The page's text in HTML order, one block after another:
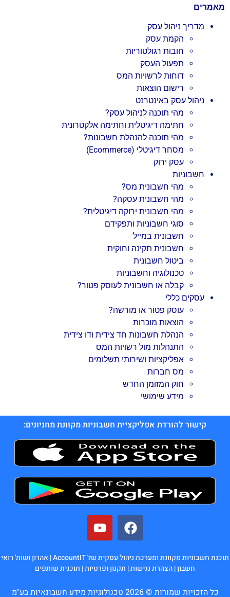
מאמרים
מדריך ניהול עסק
הקמת עסק
חובות רגולטוריות
תפעול העסק
דוחות לרשויות המס
רישום הוצאות
ניהול עסק באינטרנט
מהי תוכנה לניהול עסק?
חתימה דיגיטלית וחתימה אלקטרונית
מהי תוכנה להנהלת חשבונות?
מסחר דיגיטלי (Ecommerce)
עסק ירוק
חשבוניות
מהי חשבונית מס?
מהי חשבונית עסקה?
מהי חשבונית ירוקה דיגיטלית?
סוגי חשבוניות ותפקידם
חשבונית במייל
חשבונית תקינה וחוקית
ביטול חשבונית
טכנולוגיה וחשבוניות
קבלה או חשבונית לעוסק פטור?
עסקים כללי
עוסק פטור או מורשה?
הוצאות מוכרות
הנהלת חשבונות חד צידית ודו צידית
התנהלות מול רשויות המס
אפליקציות ושירותי תשלומים
מס חברות
חוק המזומן החדש
מידע שימושי
קישור להורדת אפליקציית חשבוניות מקוונת מחניונים:
תוכנת חשבוניות מקוונת ומערכת ניהול עסקית של AccountIT |
אהרון ושות' רואי
חשבון|הצהרת נגישות| תקנון ופרטיות| תוכנית שותפים
כל הזכויות שמורות © 2026 טכנולוגיות מידע חשבונאיות בע"מ